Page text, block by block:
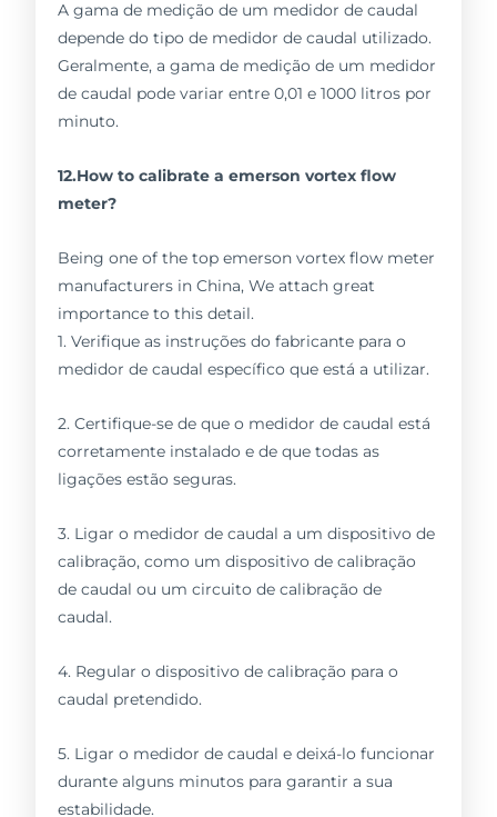
A gama de medição de um medidor de caudal
depende do tipo de medidor de caudal utilizado.
Geralmente, a gama de medição de um medidor
de caudal pode variar entre 0,01 e 1000 litros por
minuto.
12.How to calibrate a emerson vortex flow
meter?
Being one of the top emerson vortex flow meter
manufacturers in China, We attach great
importance to this detail.
1. Verifique as instruções do fabricante para o
medidor de caudal específico que está a utilizar.
2. Certifique-se de que o medidor de caudal está
corretamente instalado e de que todas as
ligações estão seguras.
3. Ligar o medidor de caudal a um dispositivo de
calibração, como um dispositivo de calibração
de caudal ou um circuito de calibração de
caudal.
4. Regular o dispositivo de calibração para o
caudal pretendido.
5. Ligar o medidor de caudal e deixá-lo funcionar
durante alguns minutos para garantir a sua
estabilidade.